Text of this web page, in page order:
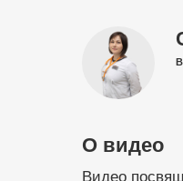
О видео
Видео